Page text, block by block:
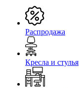
Распродажа
Кресла и стулья